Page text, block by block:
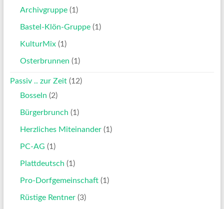
Archivgruppe(1)
Bastel-Klön-Gruppe(1)
KulturMix(1)
Osterbrunnen (1)
Passiv .. zur Zeit(12)
Bosseln (2)
Bürgerbrunch (1)
Herzliches Miteinander(1)
PC-AG (1)
Plattdeutsch (1)
Pro-Dorfgemeinschaft(1)
Rüstige Rentner(3)